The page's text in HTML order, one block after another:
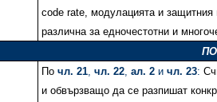
code rate, модулацията и защитния
различна за едночестотни и
Почл. 21 ,чл. 22 ,ал. 2 ичл. 23:
и обвързващо да се разпишат